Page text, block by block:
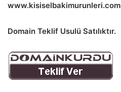
www.kisiselbakimurunleri.com
Domain Teklif Usulü Satılıktır.